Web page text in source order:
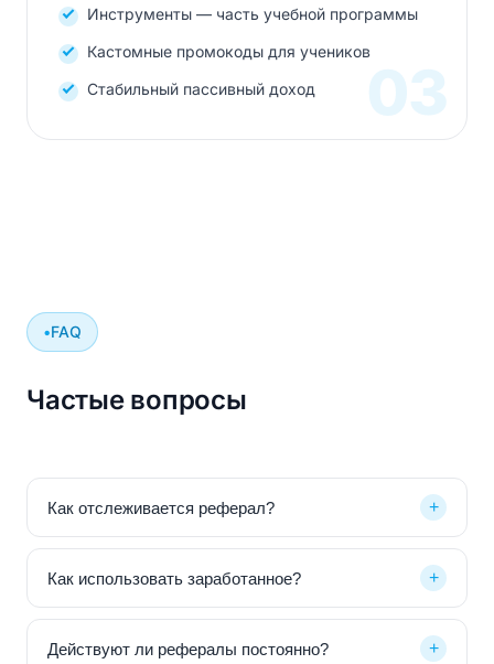
03
Инструменты — часть учебной программы
Кастомные промокоды для учеников
Стабильный пассивный доход
FAQ
Частые вопросы
Как отслеживается реферал? +
Как использовать заработанное? +
Действуют ли рефералы постоянно? +